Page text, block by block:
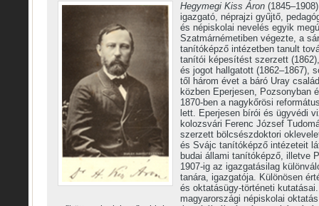
Hegymegi Kiss Áron
igazgató, néprajzi gyűjtő,
és népiskolai nevelés egyik
Szatmárnémetiben végezte, a
tanítóképző intézetben tanult
tanítói képesítést szerzett
és jogot hallgatott (1862–1867),
től három évet a báró Uray
közben Eperjesen, Pozsonyban
1870-ben a nagykőrösi
lett. Eperjesen bírói és ügyvédi
kolozsvári Ferenc József
szerzett bölcsészdoktori
és Svájc tanítóképző intézeteit
budai állami tanítóképző, illetve
1907-ig az igazgatásilag
tanára, igazgatója. Különösen
és oktatásügy-történeti
magyarországi népiskolai